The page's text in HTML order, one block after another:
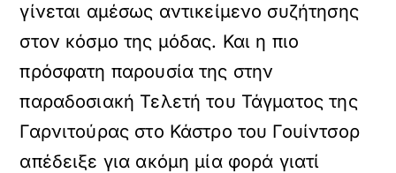
γίνεται αμέσως αντικείμενο συζήτησης
στον κόσμο της μόδας. Και η πιο
πρόσφατη παρουσία της στην
παραδοσιακή Τελετή του Τάγματος της
Γαρνιτούρας στο Κάστρο του Γουίντσορ
απέδειξε για ακόμη μία φορά γιατί